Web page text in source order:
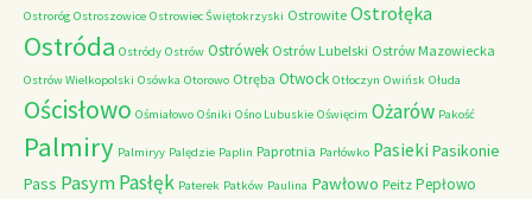
Ostroróg Ostroszowice Ostrowiec Świętokrzyski Ostrowite Ostrołęka
Ostróda Ostródy Ostrów Ostrówek Ostrów Lubelski Ostrów Mazowiecka
Ostrów Wielkopolski Osówka Otorowo Otręba Otwock Otłoczyn Owińsk Ołuda
Ościsłowo Ośmiałowo Ośniki Ośno Lubuskie Oświęcim Ożarów Pakość
Palmiry Palmiryy Palędzie Paplin Paprotnia Parłówko Pasieki Pasikonie
Pass PasymPasłęk Paterek Patków Paulina Pawłowo Peitz Pepłowo